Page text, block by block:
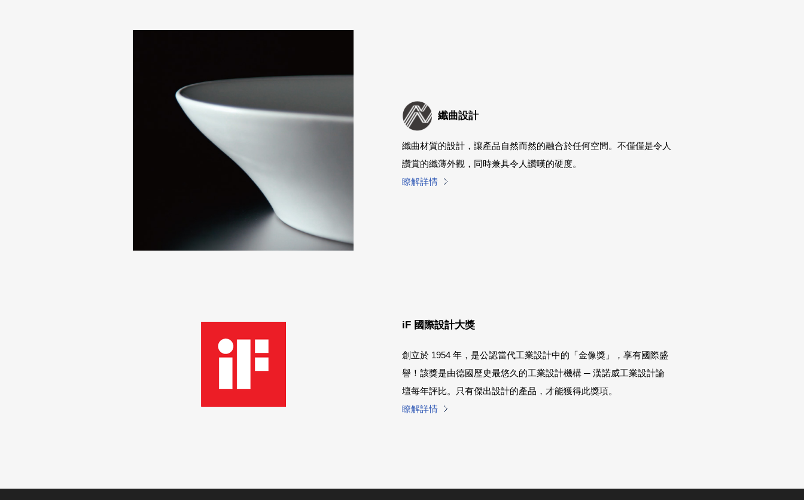
纖曲設計
纖曲材質的設計，讓產品自然而然的融合於任何空間。不僅僅是令人
讚賞的纖薄外觀，同時兼具令人讚嘆的硬度。
瞭解詳情
iF 國際設計大獎
創立於 1954 年，是公認當代工業設計中的「金像獎」，享有國際盛
譽！該獎是由德國歷史最悠久的工業設計機構 ─ 漢諾威工業設計論
壇每年評比。只有傑出設計的產品，才能獲得此獎項。
瞭解詳情